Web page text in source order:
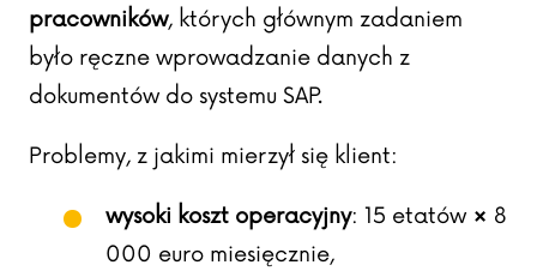
pracowników, których głównym zadaniem
było ręczne wprowadzanie danych z
dokumentów do systemu SAP.
Problemy, z jakimi mierzył się klient:
wysoki koszt operacyjny: 15 etatów × 8
000 euro miesięcznie,